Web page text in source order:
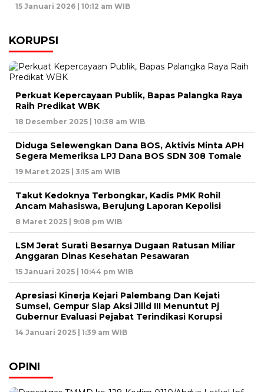
15 Januari 2026 | 10:12 am WIB
KORUPSI
Perkuat Kepercayaan Publik, Bapas Palangka Raya
Raih Predikat WBK
18 Desember 2025 | 10:38 am WIB
Diduga Selewengkan Dana BOS, Aktivis Minta APH
Segera Memeriksa LPJ Dana BOS SDN 308 Tomale
19 Maret 2025 | 3:15 am WIB
Takut Kedoknya Terbongkar, Kadis PMK Rohil
Ancam Mahasiswa, Berujung Laporan Kepolisi
8 Maret 2025 | 9:08 pm WIB
LSM Jerat Surati Besarnya Dugaan Ratusan Miliar
Anggaran Dinas Kesehatan Pesawaran
15 Januari 2025 | 10:44 pm WIB
Apresiasi Kinerja Kejari Palembang Dan Kejati
Sumsel, Gempur Siap Aksi Jilid III Menuntut Pj
Gubernur Evaluasi Pejabat Terindikasi Korupsi
14 Januari 2025 | 1:39 am WIB
OPINI